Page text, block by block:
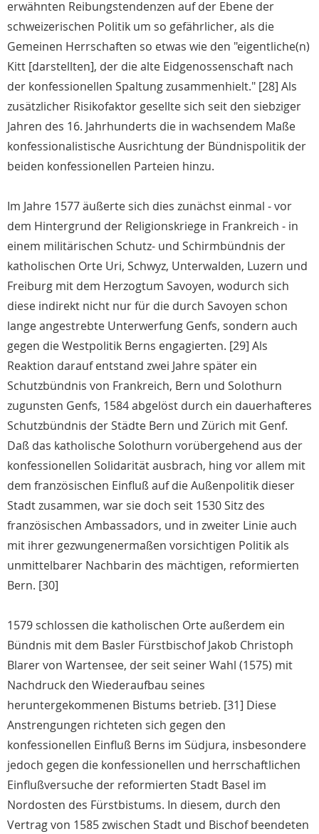
erwähnten Reibungstendenzen auf der Ebene der
schweizerischen Politik um so gefährlicher, als die
Gemeinen Herrschaften so etwas wie den "eigentliche(n)
Kitt [darstellten], der die alte Eidgenossenschaft nach
der konfessionellen Spaltung zusammenhielt." [28] Als
zusätzlicher Risikofaktor gesellte sich seit den siebziger
Jahren des 16. Jahrhunderts die in wachsendem Maße
konfessionalistische Ausrichtung der Bündnispolitik der
beiden konfessionellen Parteien hinzu.
Im Jahre 1577 äußerte sich dies zunächst einmal - vor
dem Hintergrund der Religionskriege in Frankreich - in
einem militärischen Schutz- und Schirmbündnis der
katholischen Orte Uri, Schwyz, Unterwalden, Luzern und
Freiburg mit dem Herzogtum Savoyen, wodurch sich
diese indirekt nicht nur für die durch Savoyen schon
lange angestrebte Unterwerfung Genfs, sondern auch
gegen die Westpolitik Berns engagierten. [29] Als
Reaktion darauf entstand zwei Jahre später ein
Schutzbündnis von Frankreich, Bern und Solothurn
zugunsten Genfs, 1584 abgelöst durch ein dauerhafteres
Schutzbündnis der Städte Bern und Zürich mit Genf.
Daß das katholische Solothurn vorübergehend aus der
konfessionellen Solidarität ausbrach, hing vor allem mit
dem französischen Einfluß auf die Außenpolitik dieser
Stadt zusammen, war sie doch seit 1530 Sitz des
französischen Ambassadors, und in zweiter Linie auch
mit ihrer gezwungenermaßen vorsichtigen Politik als
unmittelbarer Nachbarin des mächtigen, reformierten
Bern. [30]
1579 schlossen die katholischen Orte außerdem ein
Bündnis mit dem Basler Fürstbischof Jakob Christoph
Blarer von Wartensee, der seit seiner Wahl (1575) mit
Nachdruck den Wiederaufbau seines
heruntergekommenen Bistums betrieb. [31] Diese
Anstrengungen richteten sich gegen den
konfessionellen Einfluß Berns im Südjura, insbesondere
jedoch gegen die konfessionellen und herrschaftlichen
Einflußversuche der reformierten Stadt Basel im
Nordosten des Fürstbistums. In diesem, durch den
Vertrag von 1585 zwischen Stadt und Bischof beendeten